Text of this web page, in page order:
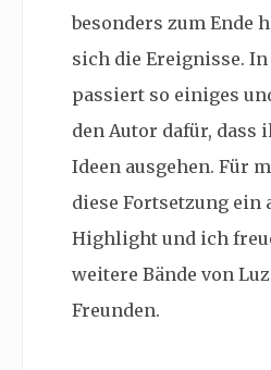
besonders zum Ende
sich die Ereignisse. In
passiert so einiges
den Autor dafür, dass
Ideen ausgehen. Für
diese Fortsetzung ein
Highlight und ich
weitere Bände von
Freunden.